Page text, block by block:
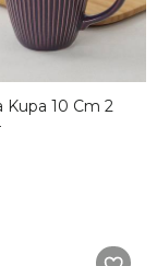
Kupa 10 Cm 2